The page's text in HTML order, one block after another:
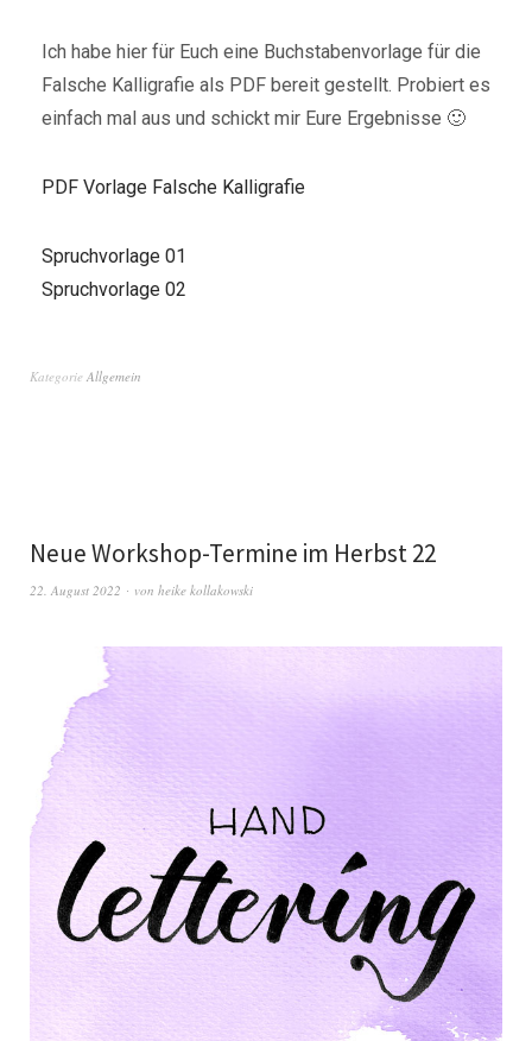
Ich habe hier für Euch eine Buchstabenvorlage für die
Falsche Kalligrafie als PDF bereit gestellt. Probiert es
einfach mal aus und schickt mir Eure Ergebnisse 🙂
PDF Vorlage Falsche Kalligrafie
Spruchvorlage 01
Spruchvorlage 02
Kategorie Allgemein
Neue Workshop-Termine im Herbst 22
22. August 2022 von heike kollakowski